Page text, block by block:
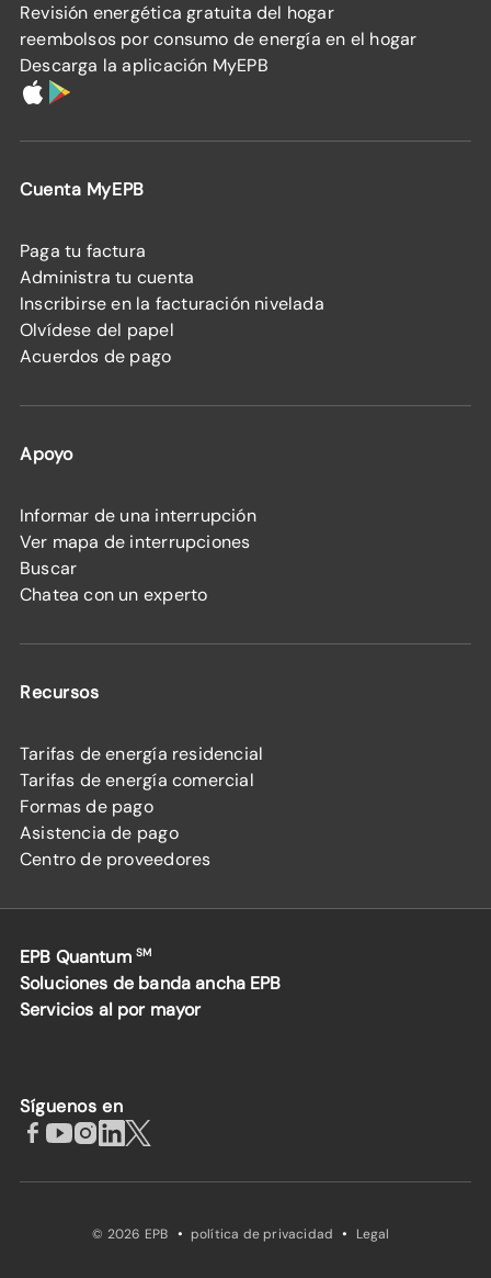
Revisión energética gratuita del hogar
reembolsos por consumo de energía en el hogar
Descarga la aplicación MyEPB
Cuenta MyEPB
Paga tu factura
Administra tu cuenta
Inscribirse en la facturación nivelada
Olvídese del papel
Acuerdos de pago
Apoyo
Informar de una interrupción
Ver mapa de interrupciones
Buscar
Chatea con un experto
Recursos
Tarifas de energía residencial
Tarifas de energía comercial
Formas de pago
Asistencia de pago
Centro de proveedores
EPB Quantum SM
Soluciones de banda ancha EPB
Servicios al por mayor
Síguenos en
© 2026 EPB · política de privacidad · Legal